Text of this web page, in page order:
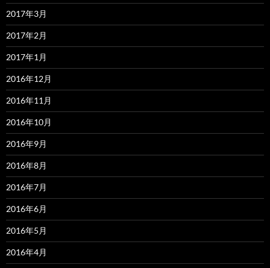
2017年3月
2017年2月
2017年1月
2016年12月
2016年11月
2016年10月
2016年9月
2016年8月
2016年7月
2016年6月
2016年5月
2016年4月